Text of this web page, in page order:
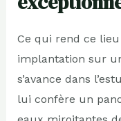
Ce qui rend ce lieu
implantation sur
s’avance dans
lui confère un